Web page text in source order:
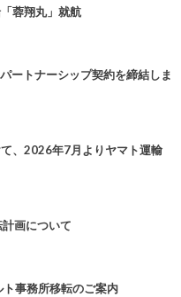
蓉翔丸」就航
ートナーシップ契約を締結しま
て、2026年7月よりヤマト運輸
画について
事務所移転のご案内